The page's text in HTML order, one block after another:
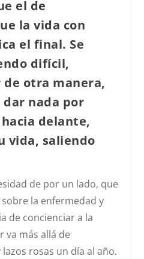
el de
la vida con
el final. Se
difícil,
otra manera,
nada por
delante,
vida, saliendo
de por un lado, que
la enfermedad y
de concienciar a la
va más allá de
rosas un día al año.